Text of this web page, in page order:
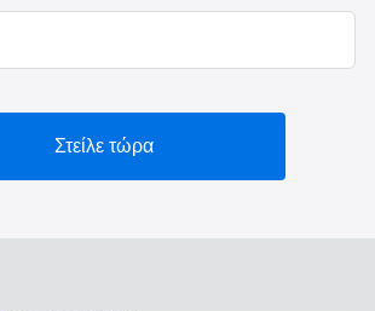
Στείλε τώρα